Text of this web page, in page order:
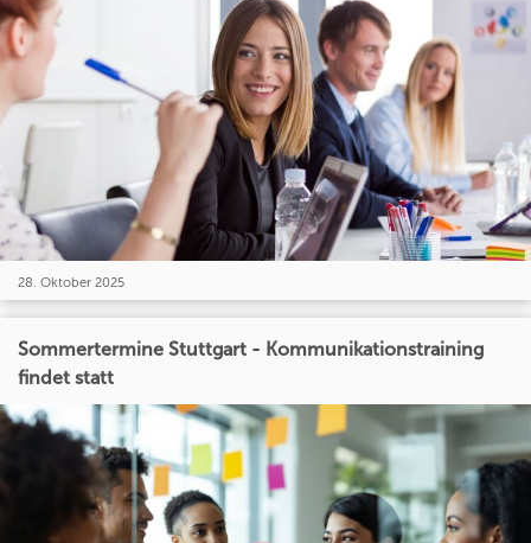
28. Oktober 2025
Sommertermine Stuttgart - Kommunikationstraining
findet statt